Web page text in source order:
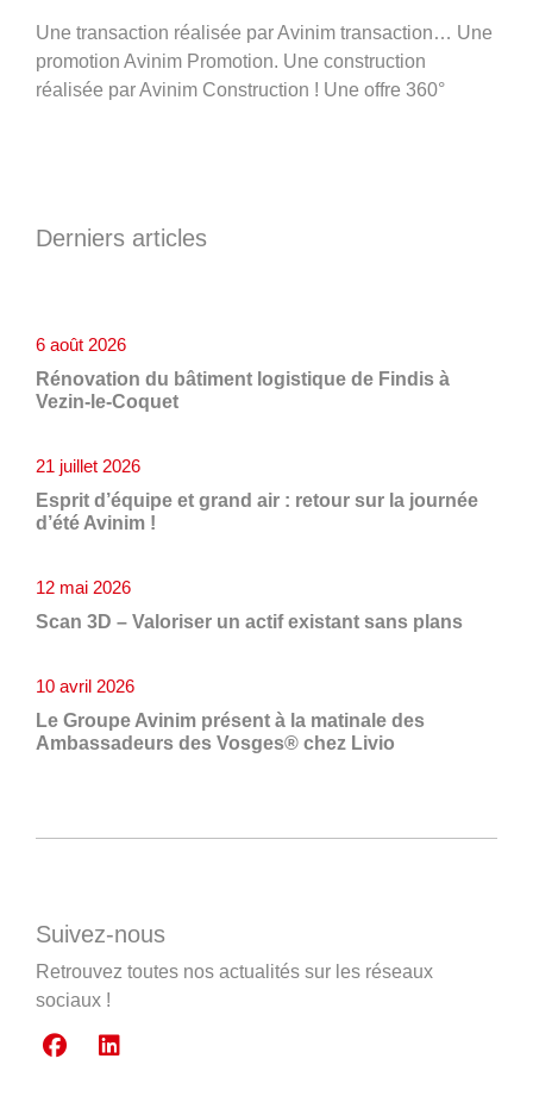
Une transaction réalisée par Avinim transaction… Une
promotion Avinim Promotion. Une construction
réalisée par Avinim Construction ! Une offre 360°
Derniers articles
Rénovation du bâtiment logistique de Findis à
Vezin-le-Coquet
6 août 2026
Esprit d’équipe et grand air : retour sur la journée
d’été Avinim !
21 juillet 2026
Scan 3D – Valoriser un actif existant sans plans
12 mai 2026
Le Groupe Avinim présent à la matinale des
Ambassadeurs des Vosges® chez Livio
10 avril 2026
Suivez-nous
Retrouvez toutes nos actualités sur les réseaux
sociaux !